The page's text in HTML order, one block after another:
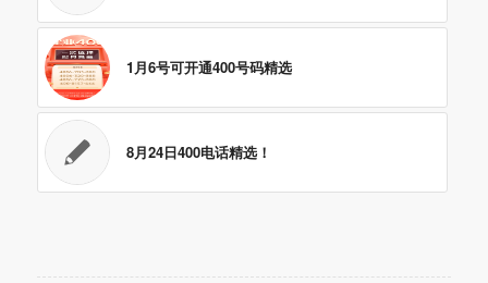
1月6号可开通400号码精选
8月24日400电话精选！